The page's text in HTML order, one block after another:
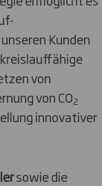
Kunden
von
von CO2
innovativer
sowie die